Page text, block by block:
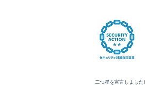
​二つ星を宣言しました!